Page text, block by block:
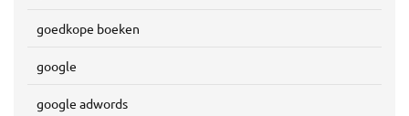
goedkope boeken
google
google adwords